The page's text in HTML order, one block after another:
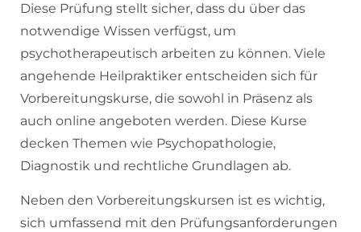
Diese Prüfung stellt sicher, dass du über das
notwendige Wissen verfügst, um
psychotherapeutisch arbeiten zu können. Viele
angehende Heilpraktiker entscheiden sich für
Vorbereitungskurse, die sowohl in Präsenz als
auch online angeboten werden. Diese Kurse
decken Themen wie Psychopathologie,
Diagnostik und rechtliche Grundlagen ab.
Neben den Vorbereitungskursen ist es wichtig,
sich umfassend mit den Prüfungsanforderungen